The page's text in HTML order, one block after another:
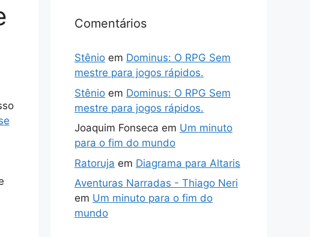
Comentários
Stênio em Dominus: O RPG Sem
mestre para jogos rápidos.
Stênio em Dominus: O RPG Sem
mestre para jogos rápidos.
Joaquim Fonseca em Um minuto
para o fim do mundo
Ratoruja em Diagrama para Altaris
Aventuras Narradas - Thiago Neri
em Um minuto para o fim do
mundo